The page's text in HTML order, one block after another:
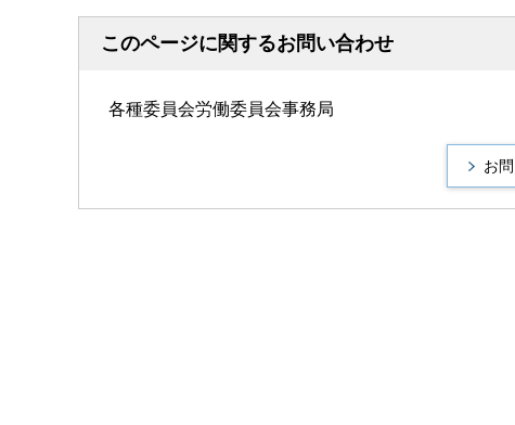
このページに関するお問い合わせ
各種委員会労働委員会事務局